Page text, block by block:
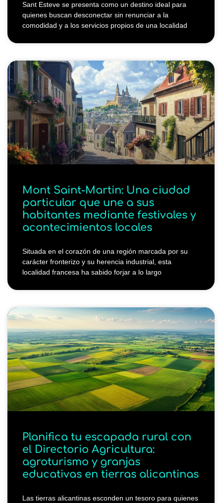
Sant Esteve se presenta como un destino ideal para
quienes buscan desconectar sin renunciar a la
comodidad y a los servicios propios de una localidad
Mont Saint-Martin: Una ciudad
particular que une a sus
habitantes mediante festivales y
acontecimientos locales
Situada en el corazón de una región marcada por su
carácter fronterizo y su herencia industrial, esta
localidad francesa ha sabido forjar a lo largo
Planifica tu escapada rural con
el Directorio Agricultura:
agroturismo y granjas
educativas en tierras alicantinas
Las tierras alicantinas esconden un tesoro para quienes